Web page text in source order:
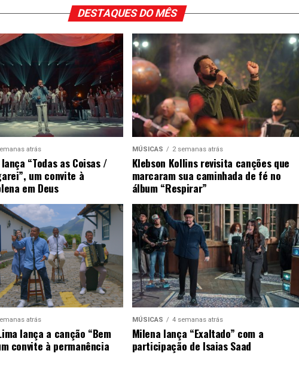
DESTAQUES DO MÊS
atrás
“Todas as Coisas /
um convite à
em Deus
MÚSICAS 2 semanas atrás
Klebson Kollins revisita canções que
marcaram sua caminhada de fé no
álbum “Respirar”
atrás
lança a canção “Bem
convite à permanência
MÚSICAS 4 semanas atrás
Milena lança “Exaltado” com a
participação de Isaias Saad